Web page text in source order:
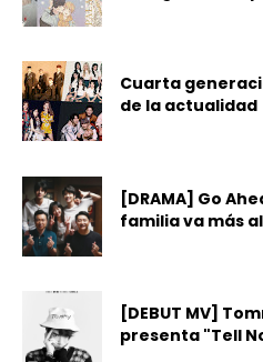
Cuarta
de la actualidad
[DRAMA] Go
familia va más
[DEBUT MV]
presenta "Tell